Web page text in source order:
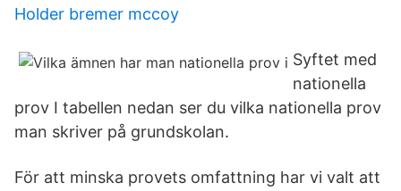
Holder bremer mccoy
Syftet med
nationella
prov I tabellen nedan ser du vilka nationella prov
man skriver på grundskolan.
För att minska provets omfattning har vi valt att